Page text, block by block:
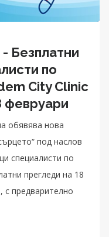
Безплатни
по
City Clinic
обявява нова
под наслов
специалисти по
прегледи на 18
с предварително